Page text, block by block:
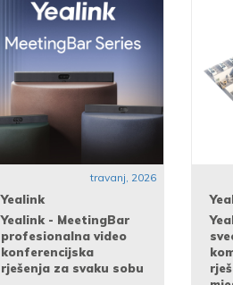
travanj, 2026
Yealink
Yealink - MeetingBar
profesionalna video
konferencijska
rješenja za svaku sobu